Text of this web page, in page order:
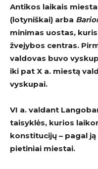
Antikos laikais
(lotyniškai) arba
minimas uostas,
žvejybos centras.
valdovas buvo
iki pat X a. miestą
vyskupai.
VI a. valdant
taisyklės, kurios
konstitucijų – pagal
pietiniai miestai.